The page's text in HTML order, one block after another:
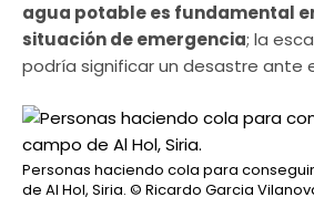
agua potable es fundamental
situación de emergencia; la
podría significar un desastre ante
Personas haciendo cola para
de Al Hol, Siria. © Ricardo Garcia